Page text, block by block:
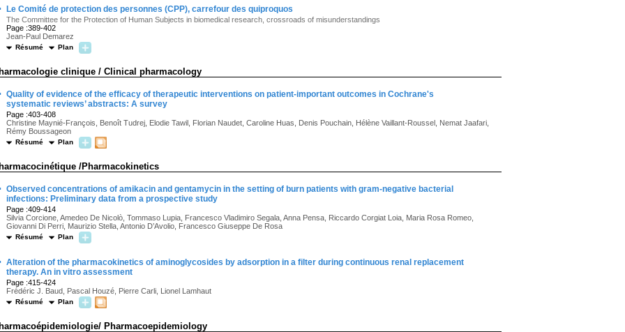
Le Comité de protection des personnes (CPP), carrefour des quiproquos
The Committee for the Protection of Human Subjects in biomedical research, crossroads of misunderstandings
Page :389-402
Jean-Paul Demarez
Résumé Plan
clinique / Clinical pharmacology
Quality of evidence of the efficacy of therapeutic interventions on patient-important outcomes in Cochrane's
systematic reviews’ abstracts: A survey
Page :403-408
Christine Maynié-François, Benoît Tudrej, Elodie Tawil, Florian Naudet, Caroline Huas, Denis Pouchain, Hélène Vaillant-Roussel, Nemat Jaafari,
Rémy Boussageon
Résumé Plan
/Pharmacokinetics
Observed concentrations of amikacin and gentamycin in the setting of burn patients with gram-negative bacterial
infections: Preliminary data from a prospective study
Page :409-414
Silvia Corcione, Amedeo De Nicolò, Tommaso Lupia, Francesco Vladimiro Segala, Anna Pensa, Riccardo Corgiat Loia, Maria Rosa Romeo,
Giovanni Di Perri, Maurizio Stella, Antonio D’Avolio, Francesco Giuseppe De Rosa
Résumé Plan
Alteration of the pharmacokinetics of aminoglycosides by adsorption in a filter during continuous renal replacement
therapy. An in vitro assessment
Page :415-424
Frédéric J. Baud, Pascal Houzé, Pierre Carli, Lionel Lamhaut
Résumé Plan
Pharmacoepidemiology